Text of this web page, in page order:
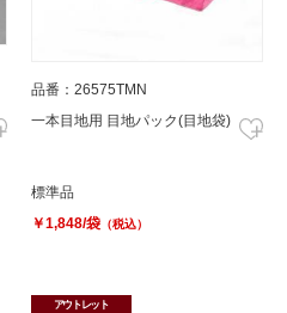
品番：26575TMN
一本目地用 目地パック(目地袋)
標準品
￥1,848/袋 （税込）
アウトレット